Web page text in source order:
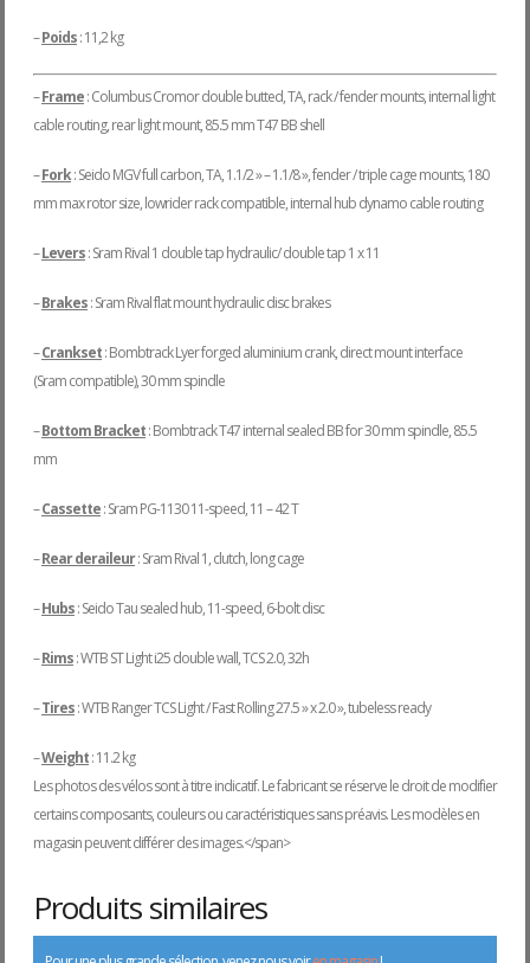
–Poids: 11,2 kg
–Frame: Columbus Cromor double butted, TA, rack / fender mounts, internal light
cable routing, rear light mount, 85.5 mm T47 BB shell
–Fork: Seido MGV full carbon, TA, 1.1/2 » – 1.1/8 », fender / triple cage mounts, 180
mm max rotor size, lowrider rack compatible, internal hub dynamo cable routing
–Levers: Sram Rival 1 double tap hydraulic/ double tap 1 x 11
–Brakes: Sram Rival flat mount hydraulic disc brakes
–Crankset: Bombtrack Lyer forged aluminium crank, direct mount interface
(Sram compatible), 30 mm spindle
–Bottom Bracket: Bombtrack T47 internal sealed BB for 30 mm spindle, 85.5
mm
–Cassette: Sram PG-1130 11-speed, 11 – 42 T
–Rear deraileur: Sram Rival 1, clutch, long cage
–Hubs: Seido Tau sealed hub, 11-speed, 6-bolt disc
–Rims: WTB ST Light i25 double wall, TCS 2.0, 32h
–Tires: WTB Ranger TCS Light / Fast Rolling 27.5 » x 2.0 », tubeless ready
–Weight: 11.2 kg
Les photos des vélos sont à titre indicatif. Le fabricant se réserve le droit de modifier
certains composants, couleurs ou caractéristiques sans préavis. Les modèles en
magasin peuvent différer des images.</span>
Produits similaires